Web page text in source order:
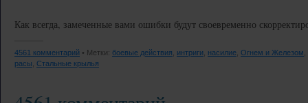
Как всегда, замеченные вами ошибки будут своевременно
4561 комментарий • Метки: боевые действия интриги насилие Огнем и Железом
расы Стальные крылья